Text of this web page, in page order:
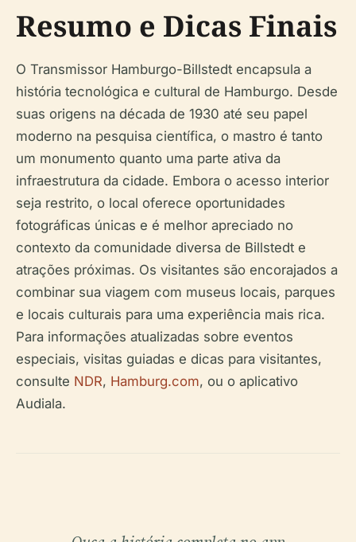
Resumo e Dicas Finais
O Transmissor Hamburgo-Billstedt encapsula a
história tecnológica e cultural de Hamburgo. Desde
suas origens na década de 1930 até seu papel
moderno na pesquisa científica, o mastro é tanto
um monumento quanto uma parte ativa da
infraestrutura da cidade. Embora o acesso interior
seja restrito, o local oferece oportunidades
fotográficas únicas e é melhor apreciado no
contexto da comunidade diversa de Billstedt e
atrações próximas. Os visitantes são encorajados a
combinar sua viagem com museus locais, parques
e locais culturais para uma experiência mais rica.
Para informações atualizadas sobre eventos
especiais, visitas guiadas e dicas para visitantes,
consulte NDR, Hamburg.com, ou o aplicativo
Audiala.